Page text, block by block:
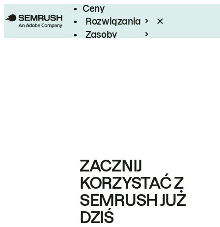
Ceny
Rozwiązania
Zasoby
ZACZNIJ
KORZYSTAĆ Z
SEMRUSH JUŻ
DZIŚ